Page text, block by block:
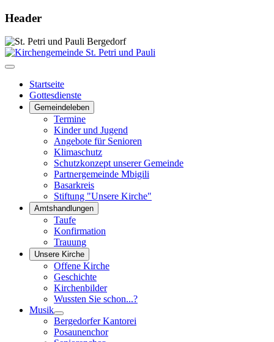
Header
Startseite
Gottesdienste
Gemeindeleben
Termine
Kinder und Jugend
Angebote für Senioren
Klimaschutz
Schutzkonzept unserer Gemeinde
Partnergemeinde Mbigili
Basarkreis
Stiftung "Unsere Kirche"
Amtshandlungen
Taufe
Konfirmation
Trauung
Unsere Kirche
Offene Kirche
Geschichte
Kirchenbilder
Wussten Sie schon...?
Musik
Bergedorfer Kantorei
Posaunenchor